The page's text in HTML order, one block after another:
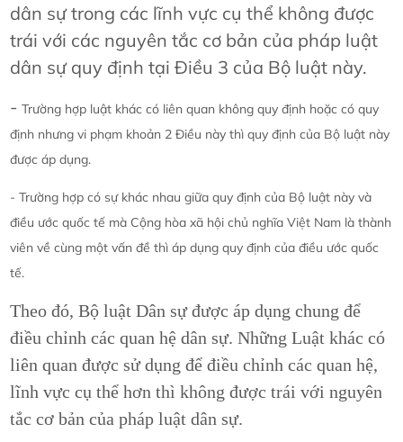
dân sự trong các lĩnh vực cụ thể không được
trái với các nguyên tắc cơ bản của pháp luật
dân sự quy định tại Điều 3 của Bộ luật này.
- Trường hợp luật khác có liên quan không quy định hoặc có quy
định nhưng vi phạm khoản 2 Điều này thì quy định của Bộ luật này
được áp dụng.
- Trường hợp có sự khác nhau giữa quy định của Bộ luật này và
điều ước quốc tế mà Cộng hòa xã hội chủ nghĩa Việt Nam là thành
viên về cùng một vấn đề thì áp dụng quy định của điều ước quốc
tế.
Theo đó, Bộ luật Dân sự được áp dụng chung để
điều chỉnh các quan hệ dân sự. Những Luật khác có
liên quan được sử dụng để điều chỉnh các quan hệ,
lĩnh vực cụ thể hơn thì không được trái với nguyên
tắc cơ bản của pháp luật dân sự.